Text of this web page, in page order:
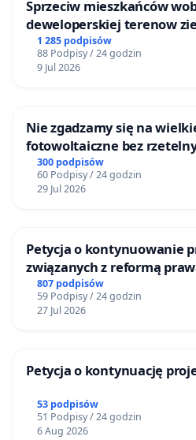
Sprzeciw mieszkańców
deweloperskiej terenow
Bulwarów Straceńskich w
1 285 podpisów
88 Podpisy / 24 godzin
9 Jul 2026
Nie zgadzamy się na
fotowoltaiczne bez
mieszkańców
300 podpisów
60 Podpisy / 24 godzin
29 Jul 2026
Petycja o kontynuowanie
związanych z reformą
807 podpisów
59 Podpisy / 24 godzin
27 Jul 2026
Petycja o kontynuację
53 podpisów
51 Podpisy / 24 godzin
6 Aug 2026